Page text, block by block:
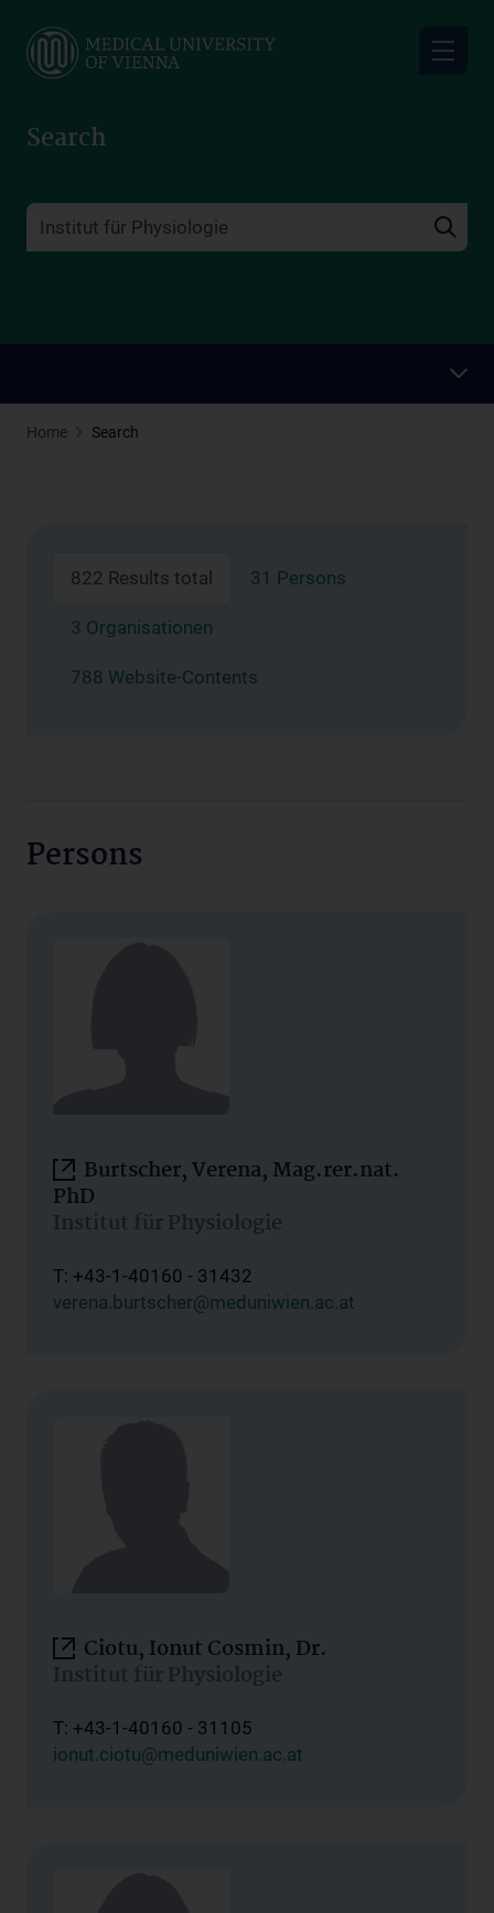
main
Search
Home Search
822 Results total 31 Persons
3 Organisationen
788 Website-Contents
Persons
Burtscher, Verena, Mag.rer.nat.
PhD
Institut für Physiologie
T: +43-1-40160 - 31432
verena.burtscher@meduniwien.ac.at
Ciotu, Ionut Cosmin, Dr.
Institut für Physiologie
T: +43-1-40160 - 31105
ionut.ciotu@meduniwien.ac.at